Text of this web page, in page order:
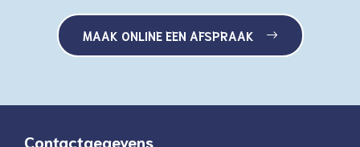
MAAK ONLINE EEN AFSPRAAK
Contactgegevens